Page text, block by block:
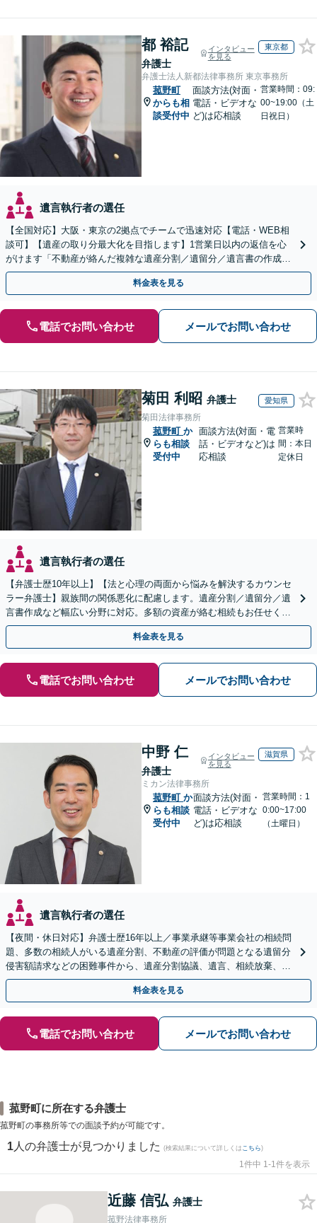
都 裕記
弁護士
インタビュー
を見る
東京都
弁護士法人新都法律事務所 東京事務所
菰野町
からも相
談受付中
面談方法(対面・
電話・ビデオな
ど)は応相談
営業時間：09:
00~19:00（土
日祝日）
遺言執行者の選任
【全国対応】大阪・東京の2拠点でチームで迅速対応【電話・WEB相
談可】【遺産の取り分最大化を目指します】1営業日以内の返信を心
がけます「不動産が絡んだ複雑な遺産分割／遺留分／遺言書の作成・
執行／事業承継など、お任せください」【休日相談あり】
料金表を見る
電話でお問い合わせ メールでお問い合わせ
菊田 利昭 弁護士 愛知県
菊田法律事務所
菰野町 か
らも相談
受付中
面談方法(対面・電
話・ビデオなど)は
応相談
営業時
間：本日
定休日
遺言執行者の選任
【弁護士歴10年以上】【法と心理の両面から悩みを解決するカウンセ
ラー弁護士】親族間の関係悪化に配慮します。遺産分割／遺留分／遺
言書作成など幅広い分野に対応。多額の資産が絡む相続もお任せくだ
さい。【夜間・休日の相談可能】【駐車場完備】
料金表を見る
電話でお問い合わせ メールでお問い合わせ
中野 仁
弁護士
インタビュー
を見る
滋賀県
ミカン法律事務所
菰野町 か
らも相談
受付中
面談方法(対面・
電話・ビデオな
ど)は応相談
営業時間：1
0:00~17:00
（土曜日）
遺言執行者の選任
【夜間・休日対応】弁護士歴16年以上／事業承継等事業会社の相続問
題、多数の相続人がいる遺産分割、不動産の評価が問題となる遺留分
侵害額請求などの困難事件から、遺産分割協議、遺言、相続放棄、使
途不明金の調査まで、全般の経験豊富【JR草津駅2分】
料金表を見る
電話でお問い合わせ メールでお問い合わせ
菰野町に所在する弁護士
菰野町の事務所等での面談予約が可能です。
1 人の弁護士が見つかりました (検索結果について詳しくは こちら)
1件中 1-1件を表示
近藤 信弘 弁護士
菰野法律事務所